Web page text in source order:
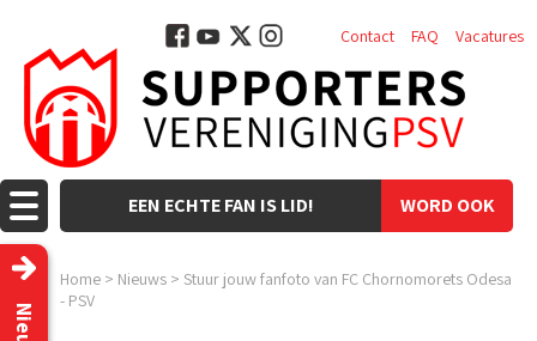
WORD OOK
EEN ECHTE FAN IS LID!
Contact FAQ Vacatures
Home > Nieuws > Stuur jouw fanfoto van FC Chornomorets Odesa
- PSV